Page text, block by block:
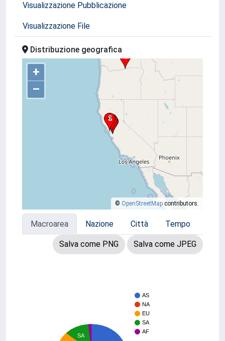
Visualizzazione Pubblicazione
Visualizzazione File
Distribuzione geografica
+
–
© OpenStreetMap contributors.
Macroarea Nazione Città Tempo
Salva come PNG Salva come JPEG
AS
NA
EU
SA
AF
SA